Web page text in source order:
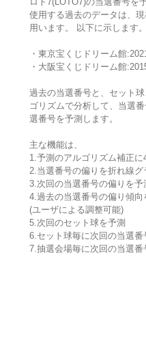
使用する過去のデータは、
用います。 以下に示します。
・東京宝くじドリーム館
・大阪宝くじドリーム館
過去の当選番号と、セット
ゴリズムで分析して、当選
選番号を予測します。
主な機能は、
1.予測のアルゴリズム補正
2.当選番号の偏りを折れ線グ
3.次回の当選番号の偏りを予
4.過去の当選番号の偏り傾
(ユーザによる調整可能)
5.次回のセット球を予測
6.セット球毎に次回の当選番
7.抽選会場毎に次回の当選番